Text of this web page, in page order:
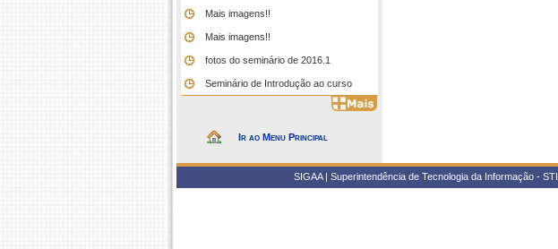
Mais imagens!!
Mais imagens!!
fotos do seminário de 2016.1
Seminário de Introdução ao curso
Ir ao Menu Principal
SIGAA | Superintendência de Tecnologia da Informação -